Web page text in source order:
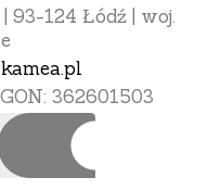
93-124 Łódź | woj.
362601503